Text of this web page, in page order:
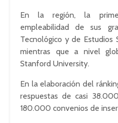
En la región, la
empleabilidad de sus
Tecnológico y de Estudios
mientras que a nivel
Stanford University.
En la elaboración del
respuestas de casi
180.000 convenios de